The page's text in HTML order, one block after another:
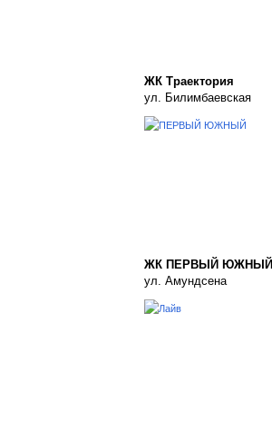
ЖК Траектория
ул. Билимбаевская
ЖК ПЕРВЫЙ ЮЖНЫЙ
ул. Амундсена